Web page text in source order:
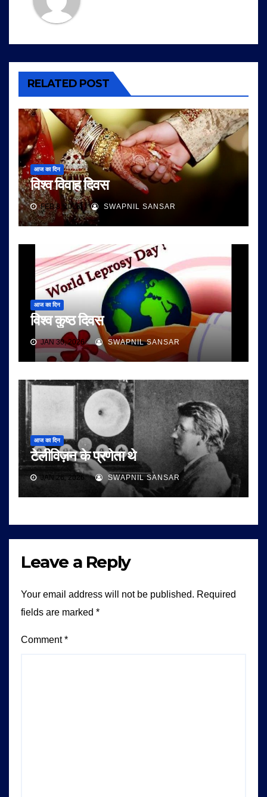
RELATED POST
आज का दिन
विश्व विवाह दिवस
FEB 8, 2026 SWAPNIL SANSAR
आज का दिन
विश्व कुष्ठ दिवस
JAN 30, 2026 SWAPNIL SANSAR
आज का दिन
टेलीविज़न के प्रणेता थे
JAN 26, 2026 SWAPNIL SANSAR
Leave a Reply
Your email address will not be published. Required
fields are marked *
Comment*